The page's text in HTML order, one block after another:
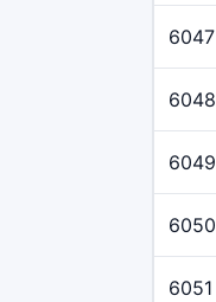
6047
6048
6049
6050
6051